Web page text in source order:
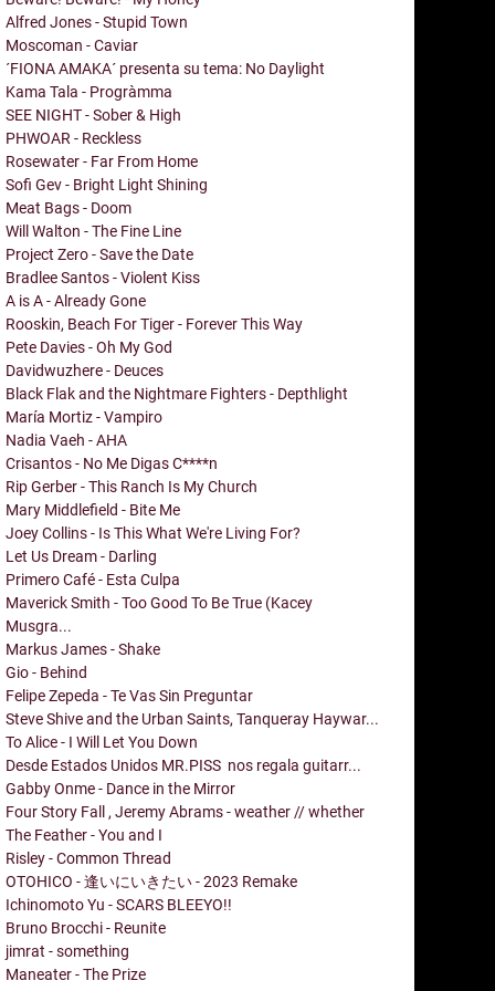
Alfred Jones - Stupid Town
Moscoman - Caviar
´FIONA AMAKA´ presenta su tema: No Daylight
Kama Tala - Progràmma
SEE NIGHT - Sober & High
PHWOAR - Reckless
Rosewater - Far From Home
Sofi Gev - Bright Light Shining
Meat Bags - Doom
Will Walton - The Fine Line
Project Zero - Save the Date
Bradlee Santos - Violent Kiss
A is A - Already Gone
Rooskin, Beach For Tiger - Forever This Way
Pete Davies - Oh My God
Davidwuzhere - Deuces
Black Flak and the Nightmare Fighters - Depthlight
María Mortiz - Vampiro
Nadia Vaeh - AHA
Crisantos - No Me Digas C****n
Rip Gerber - This Ranch Is My Church
Mary Middlefield - Bite Me
Joey Collins - Is This What We're Living For?
Let Us Dream - Darling
Primero Café - Esta Culpa
Maverick Smith - Too Good To Be True (Kacey
Musgra...
Markus James - Shake
Gio - Behind
Felipe Zepeda - Te Vas Sin Preguntar
Steve Shive and the Urban Saints, Tanqueray Haywar...
To Alice - I Will Let You Down
Desde Estados Unidos MR.PISS nos regala guitarr...
Gabby Onme - Dance in the Mirror
Four Story Fall , Jeremy Abrams - weather // whether
The Feather - You and I
Risley - Common Thread
OTOHICO - 逢いにいきたい - 2023 Remake
Ichinomoto Yu - SCARS BLEEYO!!
Bruno Brocchi - Reunite
jimrat - something
Maneater - The Prize